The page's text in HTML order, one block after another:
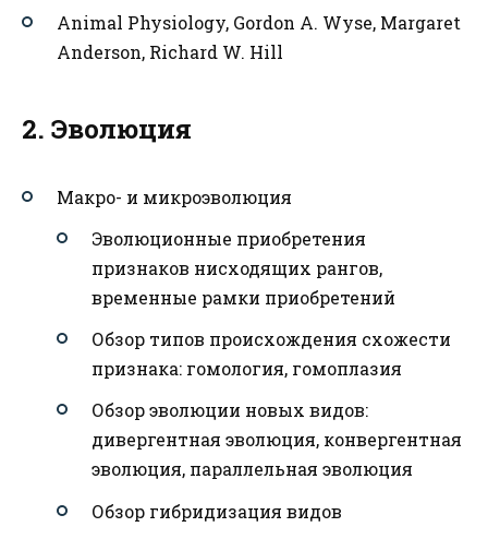
Animal Physiology, Gordon A. Wyse, Margaret
Anderson, Richard W. Hill
2. Эволюция
Макро- и микроэволюция
Эволюционные приобретения
признаков нисходящих рангов,
временные рамки приобретений
Обзор типов происхождения схожести
признака: гомология, гомоплазия
Обзор эволюции новых видов:
дивергентная эволюция, конвергентная
эволюция, параллельная эволюция
Обзор гибридизация видов